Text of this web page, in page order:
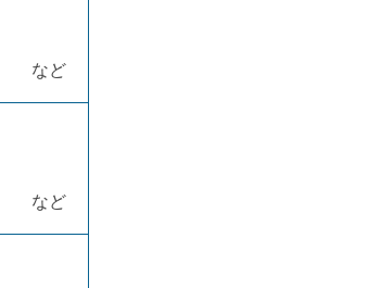
など
など